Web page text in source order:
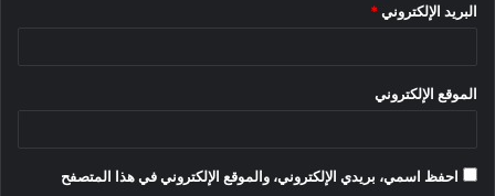
البريد الإلكتروني *
الموقع الإلكتروني
احفظ اسمي، بريدي الإلكتروني، والموقع الإلكتروني في هذا المتصفح